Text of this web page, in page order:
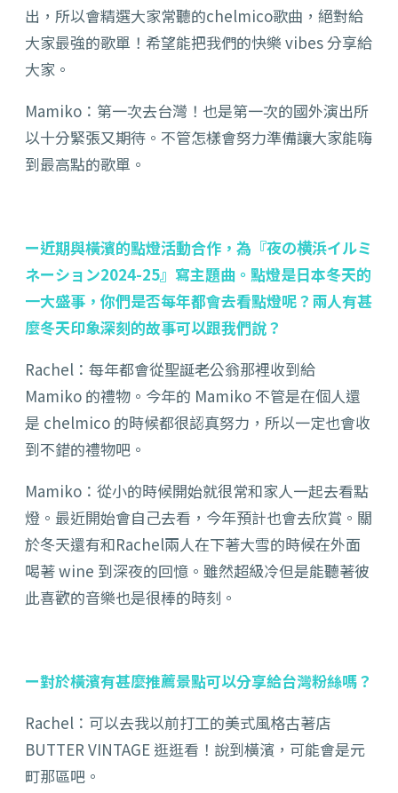
出，所以會精選大家常聽的chelmico歌曲，絕對給
大家最強的歌單！希望能把我們的快樂 vibes 分享給
大家。
Mamiko：第一次去台灣！也是第一次的國外演出所
以十分緊張又期待。不管怎樣會努力準備讓大家能嗨
到最高點的歌單。
ー近期與橫濱的點燈活動合作，為『夜の横浜イルミ
ネーション2024-25』寫主題曲。點燈是日本冬天的
一大盛事，你們是否每年都會去看點燈呢？兩人有甚
麼冬天印象深刻的故事可以跟我們說？
Rachel：每年都會從聖誕老公翁那裡收到給
Mamiko 的禮物。今年的 Mamiko 不管是在個人還
是 chelmico 的時候都很認真努力，所以一定也會收
到不錯的禮物吧。
Mamiko：從小的時候開始就很常和家人一起去看點
燈。最近開始會自己去看，今年預計也會去欣賞。關
於冬天還有和Rachel兩人在下著大雪的時候在外面
喝著 wine 到深夜的回憶。雖然超級冷但是能聽著彼
此喜歡的音樂也是很棒的時刻。
ー對於橫濱有甚麼推薦景點可以分享給台灣粉絲嗎？
Rachel：可以去我以前打工的美式風格古著店
BUTTER VINTAGE 逛逛看！說到橫濱，可能會是元
町那區吧。